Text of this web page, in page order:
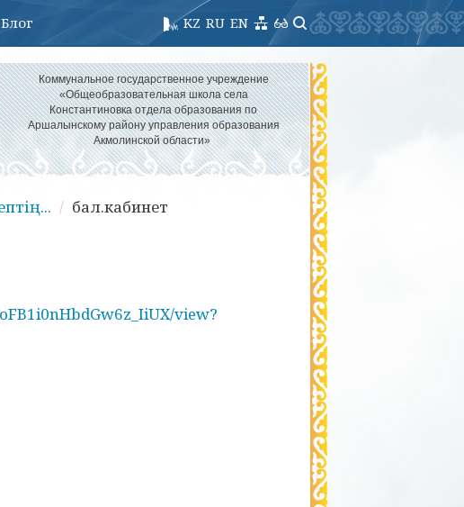
Блог EN
RU
KZ
Коммунальное государственное учреждение
«Общеобразовательная школа села
Константиновка отдела образования по
Аршалынскому району управления образования
Акмолинской области»
бал.кабинет
view?